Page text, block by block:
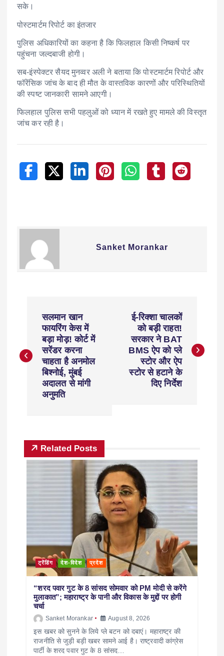
सके।
पोस्टमार्टम रिपोर्ट का इंतजार
पुलिस अधिकारियों का कहना है कि फिलहाल किसी निष्कर्ष पर
पहुंचना जल्दबाजी होगी।
सब-इंस्पेक्टर सैयद मुनव्वर अली ने बताया कि पोस्टमार्टम रिपोर्ट और
फॉरेंसिक जांच के बाद ही मौत के वास्तविक कारणों और परिस्थितियों
की स्पष्ट जानकारी सामने आएगी।
फिलहाल पुलिस सभी पहलुओं को ध्यान में रखते हुए मामले की विस्तृत
जांच कर रही है।
Sanket Morankar
सलमान खान
फायरिंग केस में
बड़ा मोड़! कोर्ट में
सरेंडर करना
चाहता है अनमोल
बिश्नोई, मुंबई
अदालत से मांगी
अनुमति
ई-रिक्शा चालकों
को बड़ी राहत!
सरकार ने BAT
BMS ऐप को प्ले
स्टोर और ऐप
स्टोर से हटाने के
दिए निर्देश
Related Posts
ट्रेंडिंग देश-विदेश प्रदेश
“शरद पवार गुट के 8 सांसद सोमवार को PM मोदी से करेंगे
मुलाकात”; महाराष्ट्र के पानी और विकास के मुद्दों पर होगी
चर्चा
Sanket Morankar August 8, 2026
इस खबर को सुनने के लिये प्ले बटन को दबाएं। महाराष्ट्र की
राजनीति से जुड़ी बड़ी खबर सामने आई है। राष्ट्रवादी कांग्रेस
पार्टी के शरद पवार गुट के 8 सांसद…